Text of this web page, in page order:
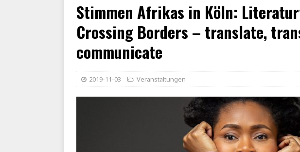
Stimmen Afrikas in Köln:
Crossing Borders – translate,
communicate
2019-11-03 Veranstaltungen